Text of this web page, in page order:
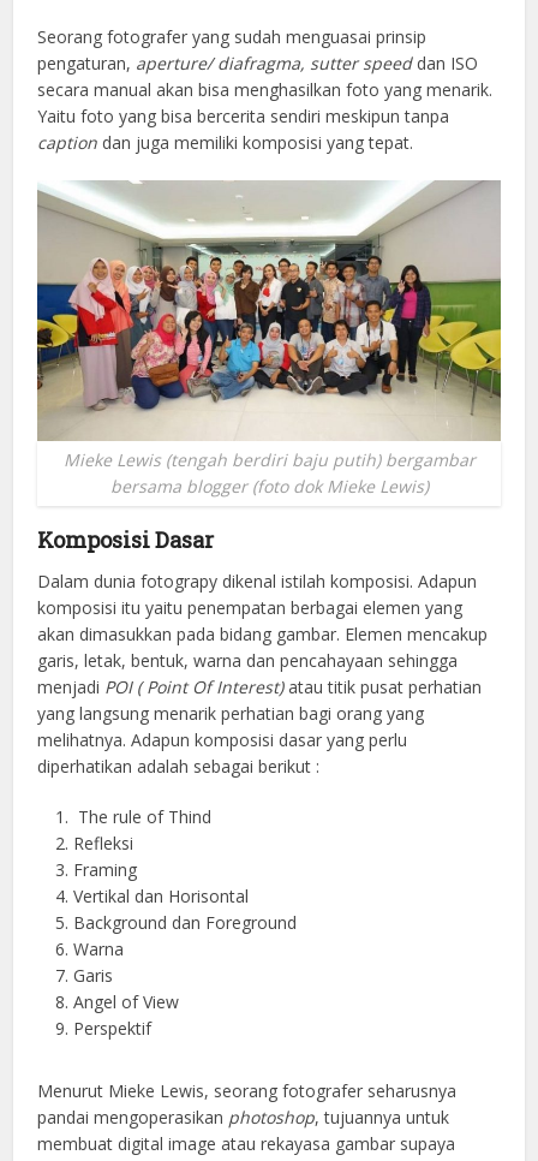
Seorang fotografer yang sudah menguasai prinsip
pengaturan, aperture/ diafragma, sutter speeddan ISO
secara manual akan bisa menghasilkan foto yang menarik.
Yaitu foto yang bisa bercerita sendiri meskipun tanpa
caption dan juga memiliki komposisi yang tepat.
Mieke Lewis (tengah berdiri baju putih) bergambar
bersama blogger (foto dok Mieke Lewis)
Komposisi Dasar
Dalam dunia fotograpy dikenal istilah komposisi. Adapun
komposisi itu yaitu penempatan berbagai elemen yang
akan dimasukkan pada bidang gambar. Elemen mencakup
garis, letak, bentuk, warna dan pencahayaan sehingga
menjadi POI ( Point Of Interest)atau titik pusat perhatian
yang langsung menarik perhatian bagi orang yang
melihatnya. Adapun komposisi dasar yang perlu
diperhatikan adalah sebagai berikut :
The rule of Thind
Refleksi
Framing
Vertikal dan Horisontal
Background dan Foreground
Warna
Garis
Angel of View
Perspektif
Menurut Mieke Lewis, seorang fotografer seharusnya
pandai mengoperasikan photoshop, tujuannya untuk
membuat digital image atau rekayasa gambar supaya